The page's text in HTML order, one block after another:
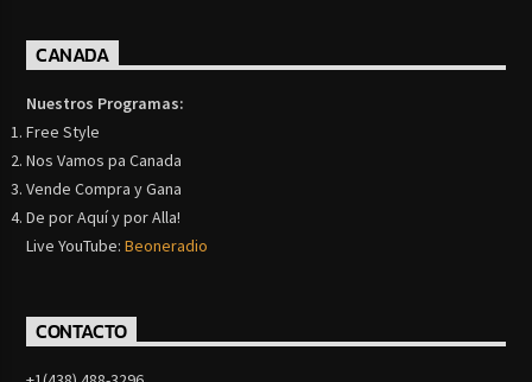
CANADA
Nuestros Programas:
Free Style
Nos Vamos pa Canada
Vende Compra y Gana
De por Aquí y por Alla!
Live YouTube:Beoneradio
CONTACTO